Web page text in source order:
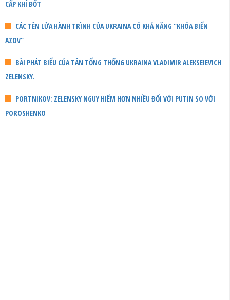
CẤP KHÍ ĐỐT
CÁC TÊN LỬA HÀNH TRÌNH CỦA UKRAINA CÓ KHẢ NĂNG "KHÓA BIỂN
AZOV"
BÀI PHÁT BIỂU CỦA TÂN TỔNG THỐNG UKRAINA VLADIMIR ALEKSEIEVICH
ZELENSKY.
PORTNIKOV: ZELENSKY NGUY HIỂM HƠN NHIỀU ĐỐI VỚI PUTIN SO VỚI
POROSHENKO